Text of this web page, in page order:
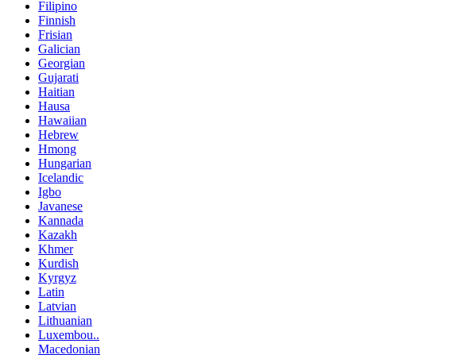
Filipino
Finnish
Frisian
Galician
Georgian
Gujarati
Haitian
Hausa
Hawaiian
Hebrew
Hmong
Hungarian
Icelandic
Igbo
Javanese
Kannada
Kazakh
Khmer
Kurdish
Kyrgyz
Latin
Latvian
Lithuanian
Luxembou..
Macedonian